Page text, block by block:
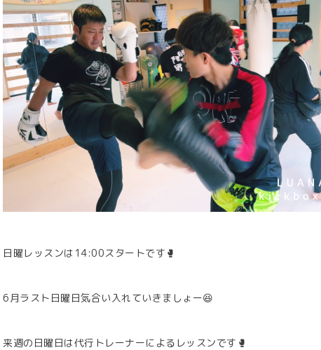
日曜レッスンは14:00スタートです🥊
6月ラスト日曜日気合い入れていきましょー😆
来週の日曜日は代行トレーナーによるレッスンです🥊